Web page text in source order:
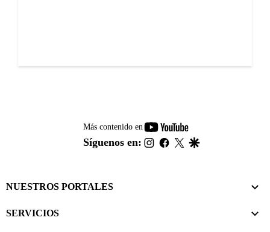
Más contenido en
youtube-
footer
Síguenos en: instagram
facebook
twitter
NUESTROS PORTALES
SERVICIOS